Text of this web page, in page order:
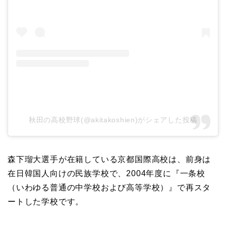
秋田の高校野球(@akitakoshien)がシェアした投稿
森下瑠大選手が在籍している京都国際高校は、前身は
在日韓国人向けの民族学校で、2004年度に『一条校
（いわゆる普通の中学校および高等学校）』で再スタ
ートした学校です。